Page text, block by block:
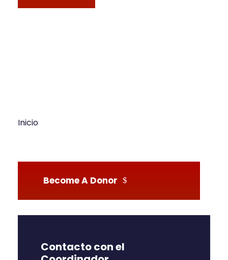
Inicio
Become A Donor
Contacto con el